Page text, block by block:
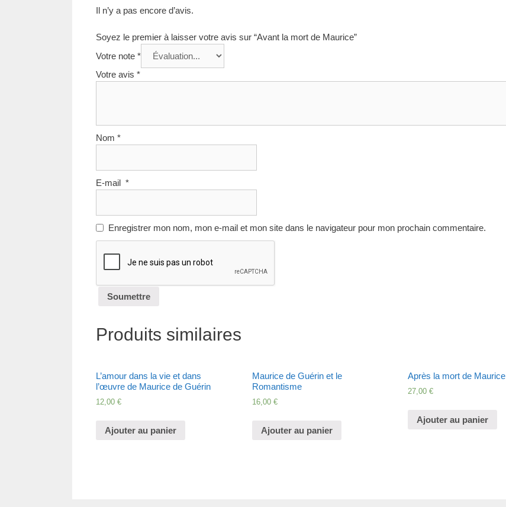
Il n’y a pas encore d’avis.
Soyez le premier à laisser votre avis sur “Avant la mort de Maurice”
Votre note *
Votre avis *
Nom *
E-mail *
Enregistrer mon nom, mon e-mail et mon site dans le navigateur pour mon prochain commentaire.
Produits similaires
L’amour dans la vie et dans
l’œuvre de Maurice de Guérin
12,00 €
Ajouter au panier
Maurice de Guérin et le
Romantisme
16,00 €
Ajouter au panier
Après la mort de Maurice
27,00€
Ajouter au panier